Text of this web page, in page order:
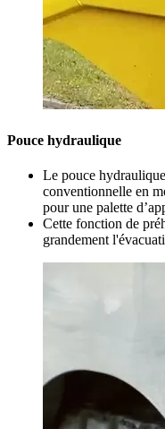
Pouce hydraulique
Le pouce
conventionnelle en
pour une palette
Cette fonction de
grandement